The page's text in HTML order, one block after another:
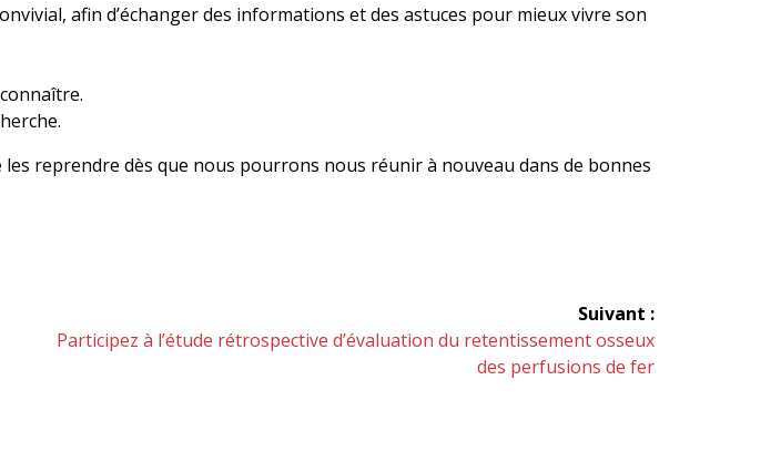
afin d’échanger des informations et des astuces pour mieux vivre son
les reprendre dès que nous pourrons nous réunir à nouveau dans de bonnes
Suivant :
Article
Participez à l’étude rétrospective d’évaluation du retentissement osseux
des perfusions de fer